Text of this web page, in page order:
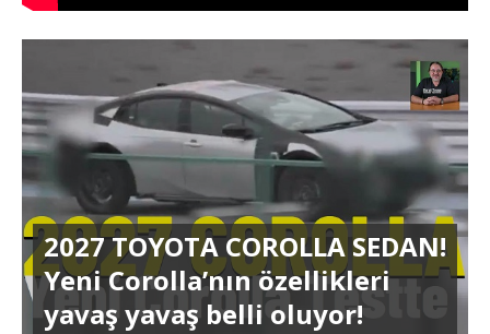
2027 TOYOTA COROLLA SEDAN!
Yeni Corolla’nın özellikleri
yavaş yavaş belli oluyor!